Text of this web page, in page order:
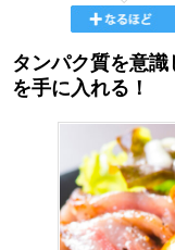
タンパク質を意
を手に入れる！